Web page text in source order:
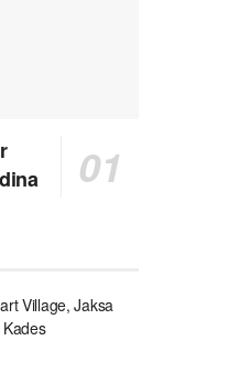
Village, Jaksa